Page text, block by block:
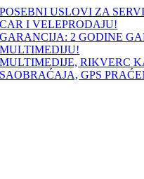
Skip
to
content
POSEBNI USLOVI ZA
CAR I VELEPRODAJU!
GARANCIJA: 2 GODINE
MULTIMEDIJU!
MULTIMEDIJE, RIKVERC
SAOBRAĆAJA, GPS